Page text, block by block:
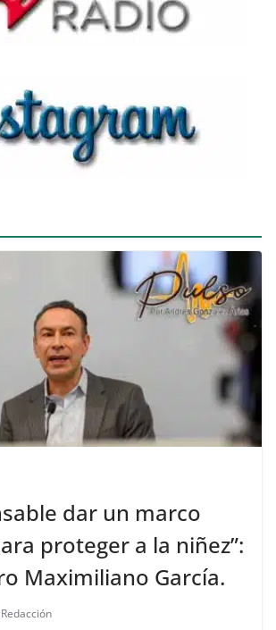
dar un marco
proteger a la niñez”:
Maximiliano García.
Redacción